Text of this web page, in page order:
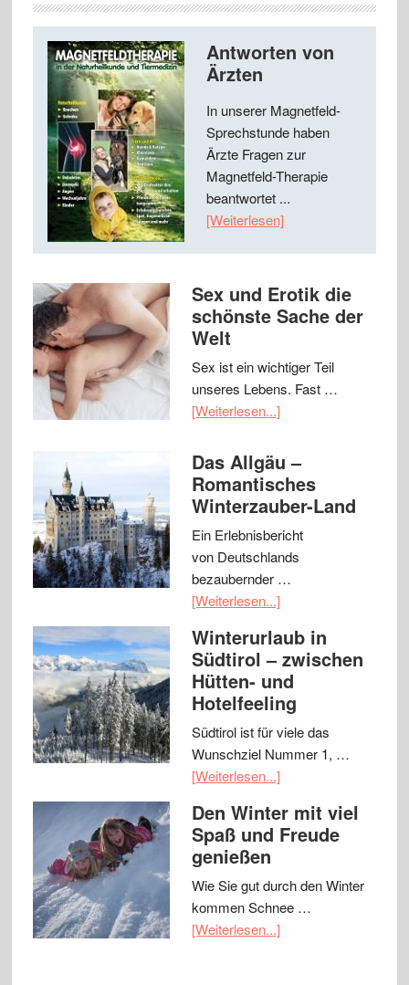
Antworten von
Ärzten
In unserer Magnetfeld-
Sprechstunde haben
Ärzte Fragen zur
Magnetfeld-Therapie
beantwortet ...
[Weiterlesen]
Sex und Erotik die
schönste Sache der
Welt
Sex ist ein wichtiger Teil
unseres Lebens. Fast …
[Weiterlesen...]
Das Allgäu –
Romantisches
Winterzauber-Land
Ein Erlebnisbericht
von Deutschlands
bezaubernder …
[Weiterlesen...]
Winterurlaub in
Südtirol – zwischen
Hütten- und
Hotelfeeling
Südtirol ist für viele das
Wunschziel Nummer 1, …
[Weiterlesen...]
Den Winter mit viel
Spaß und Freude
genießen
Wie Sie gut durch den Winter
kommen Schnee …
[Weiterlesen...]